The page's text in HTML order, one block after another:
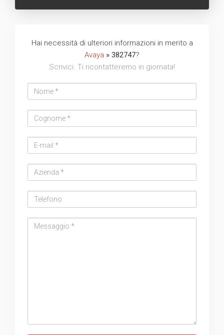
Hai necessità di ulteriori informazioni in merito a
Avaya » 382747?
Scrivici. Ti ricontatteremo in giornata!
address